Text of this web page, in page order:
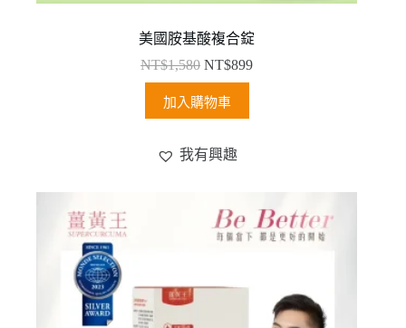
美國胺基酸複合錠
NT$1,580 NT$899
加入購物車
我有興趣